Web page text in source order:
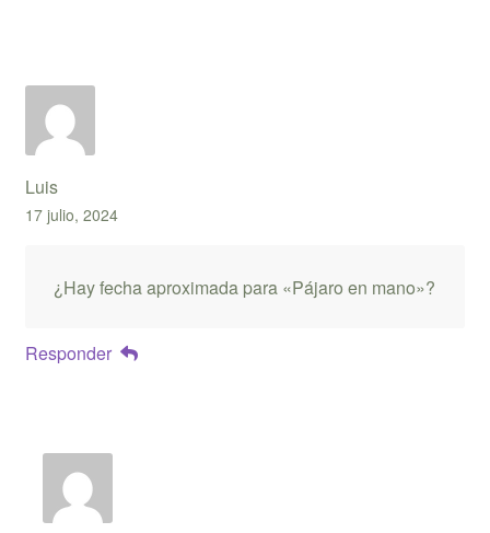
Luis
17 julio, 2024
¿Hay fecha aproximada para «Pájaro en mano»?
Responder